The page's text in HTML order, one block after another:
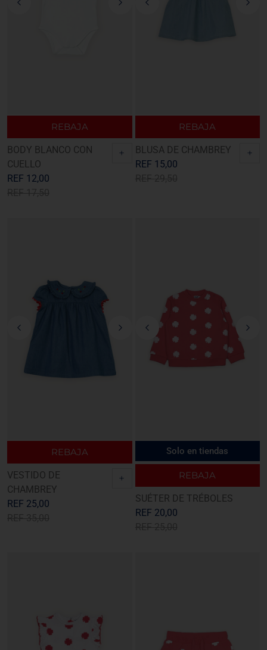
REBAJA
BODY BLANCO CON
CUELLO
REF 12,00
+
REBAJA
BLUSA DE CHAMBREY
REF 15,00
+
REBAJA
VESTIDO DE
CHAMBREY
REF 25,00
+
Solo en tiendas
REBAJA
SUÉTER DE TRÉBOLES
REF 20,00